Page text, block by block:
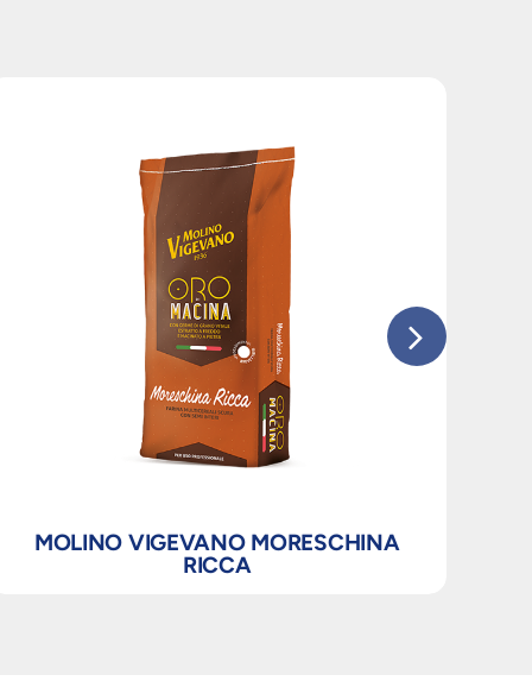
MOLINO VIGEVANO MORESCHINA
RICCA